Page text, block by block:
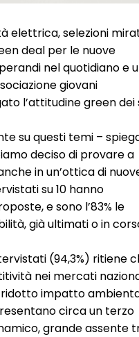
elettrica, selezioni
deal per le nuove
nel quotidiano e
giovani
l’attitudine green dei
su questi temi –
deciso di provare a
in un’ottica di
su 10 hanno
e sono l’83% le
già ultimati o in
(94,3%) ritiene
nei mercati
ridotto impatto
circa un terzo
grande assente